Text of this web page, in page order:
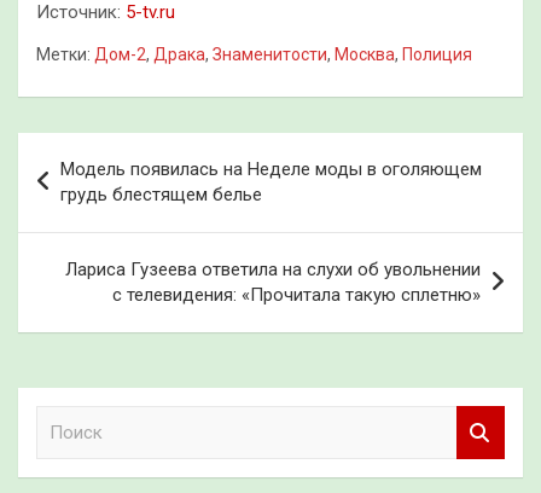
Источник: 5-tv.ru
Метки: Дом-2, Драка, Знаменитости, Москва, Полиция
по
записям
Модель появилась на Неделе моды в оголяющем
грудь блестящем белье
Лариса Гузеева ответила на слухи об увольнении
с телевидения: «Прочитала такую сплетню»